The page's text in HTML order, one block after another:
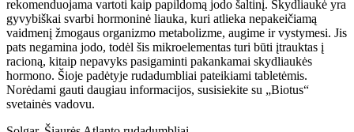
rekomenduojama vartoti kaip papildomą jodo šaltinį. Skydliaukė yra
gyvybiškai svarbi hormoninė liauka, kuri atlieka nepakeičiamą
vaidmenį žmogaus organizmo metabolizme, augime ir vystymesi. Jis
pats negamina jodo, todėl šis mikroelementas turi būti įtrauktas į
racioną, kitaip nepavyks pasigaminti pakankamai skydliaukės
hormono. Šioje padėtyje rudadumbliai pateikiami tabletėmis.
Norėdami gauti daugiau informacijos, susisiekite su „Biotus“
svetainės vadovu.